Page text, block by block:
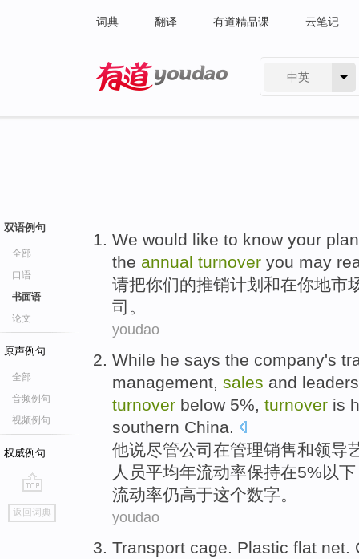
词典 翻译 有道精品课 云笔记
中英
双语例句
全部
口语
书面语
论文
原声例句
全部
音频例句
视频例句
权威例句
go
top
返回词典
We would like to know your plan
the annual turnover you may
请把你们的推销计划 和在你地市
司。
youdao
While he says the company's
management, sales and
turnover below 5%, turnover is
southern China.
他说尽管公司 在管理销售和领导
人员平均年流动率保持在5%以下
流动率仍高于这个数字。
youdao
Transport cage Plastic flat net